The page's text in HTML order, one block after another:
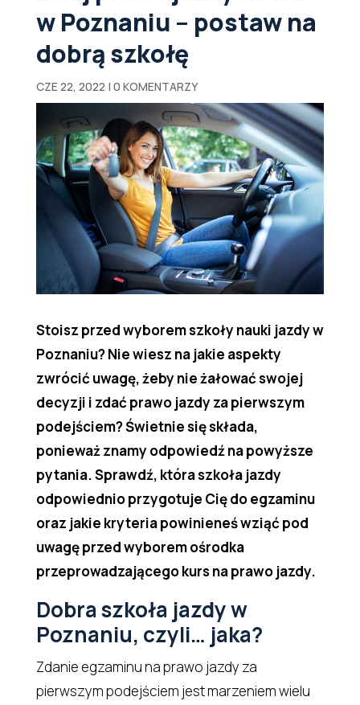
w Poznaniu – postaw na
dobrą szkołę
CZE 22, 2022 | 0 KOMENTARZY
Stoisz przed wyborem szkoły nauki jazdy w
Poznaniu? Nie wiesz na jakie aspekty
zwrócić uwagę, żeby nie żałować swojej
decyzji i zdać prawo jazdy za pierwszym
podejściem? Świetnie się składa,
ponieważ znamy odpowiedź na powyższe
pytania. Sprawdź, która szkoła jazdy
odpowiednio przygotuje Cię do egzaminu
oraz jakie kryteria powinieneś wziąć pod
uwagę przed wyborem ośrodka
przeprowadzającego kurs na prawo jazdy.
Dobra szkoła jazdy w
Poznaniu, czyli… jaka?
Zdanie egzaminu na prawo jazdy za
pierwszym podejściem jest marzeniem wielu